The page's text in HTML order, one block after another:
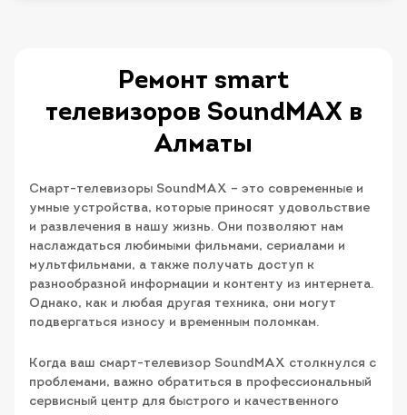
Ремонт smart
телевизоров SoundMAX в
Алматы
Смарт-телевизоры SoundMAX – это современные и
умные устройства, которые приносят удовольствие
и развлечения в нашу жизнь. Они позволяют нам
наслаждаться любимыми фильмами, сериалами и
мультфильмами, а также получать доступ к
разнообразной информации и контенту из интернета.
Однако, как и любая другая техника, они могут
подвергаться износу и временным поломкам.
Когда ваш смарт-телевизор SoundMAX столкнулся с
проблемами, важно обратиться в профессиональный
сервисный центр для быстрого и качественного